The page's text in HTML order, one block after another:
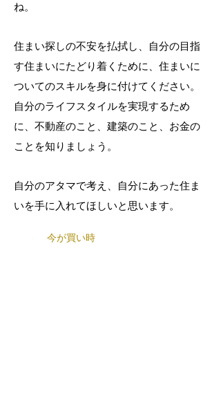
ね。
住まい探しの不安を払拭し、自分の目指
す住まいにたどり着くために、住まいに
ついてのスキルを身に付けてください。
自分のライフスタイルを実現するため
に、不動産のこと、建築のこと、お金の
ことを知りましょう。
自分のアタマで考え、自分にあった住ま
いを手に入れてほしいと思います。
今が買い時